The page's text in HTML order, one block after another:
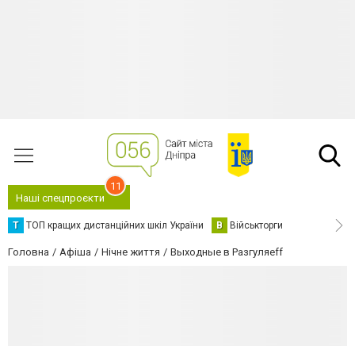
Наші спецпроєкти
11
Т ТОП кращих дистанційних шкіл України В Військторги
Головна Афіша Нічне життя Выходные в Разгуляеff